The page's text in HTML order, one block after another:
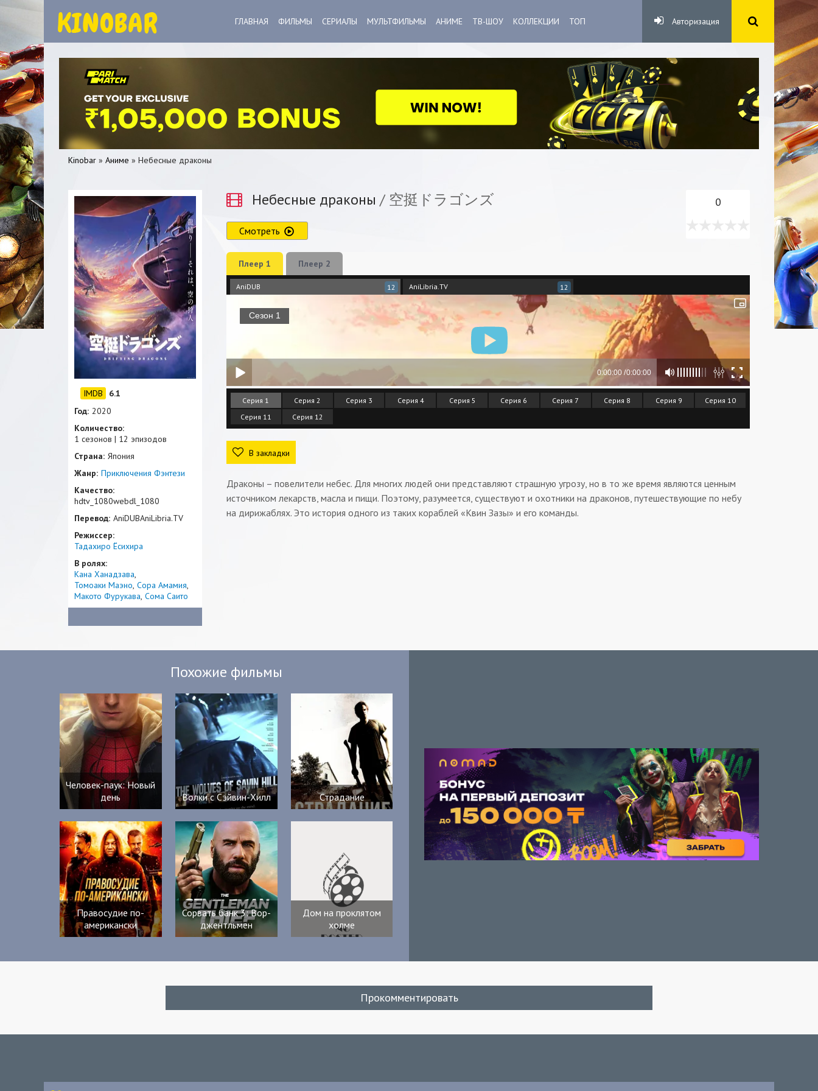
ГЛАВНАЯ ФИЛЬМЫ СЕРИАЛЫ МУЛЬТФИЛЬМЫ АНИМЕ ТВ-ШОУ КОЛЛЕКЦИИ ТОП Авторизация
Kinobar » Аниме » Небесные драконы
Небесные драконы / 空挺ドラゴンズ 0
2 3 4 5 Смотреть
Плеер 1 Плеер 2
AniDUB 12 AniLibria.TV 12
Серия 1 Серия 2 Серия 3 Серия 4 Серия 5 Серия 6 Серия 7 Серия 8 Серия 9
Серия 10
Серия 11
Серия 12
В закладки
Драконы – повелители небес. Для многих людей они представляют страшную угрозу, но в то же время являются ценным
источником лекарств, масла и пищи. Поэтому, разумеется, существуют и охотники на драконов, путешествующие по небу
на дирижаблях. Это история одного из таких кораблей «Квин Зазы» и его команды.
6.1
Год: 2020
Количество:
1 сезонов | 12 эпизодов
Страна: Япония
Жанр: Приключения Фэнтези
Качество:
hdtv_1080webdl_1080
Перевод: AniDUBAniLibria.TV
Режиссер:
Тадахиро Ёсихира
В ролях:
Кана Ханадзава
Томоаки Маэно Сора Амамия
Макото Фурукава Сома Саито
Похожие фильмы
Человек-паук: Новый
день
Волки с Сэйвин-Хилл Страдание
Правосудие по-
американски
Сорвать банк 3: Вор-
джентльмен
Дом на проклятом
холме
Прокомментировать